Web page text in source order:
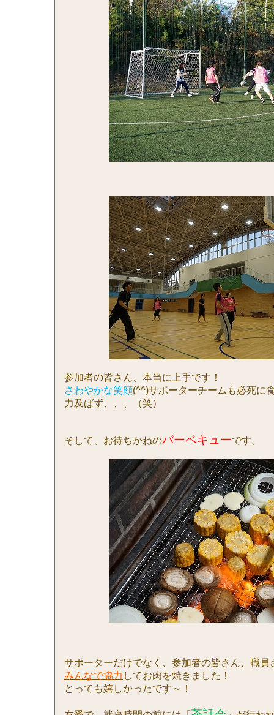
参加者の皆さん、本当に上手です！
さわやかな笑顔(^^)サポーターチームも必死に
力及ばず、、、（笑）
そして、お待ちかねのバーベキューです。
サポーターだけでなく、参加者の皆さん、職員
みんなで協力 してお肉を焼きました！
とっても嬉しかったです～！